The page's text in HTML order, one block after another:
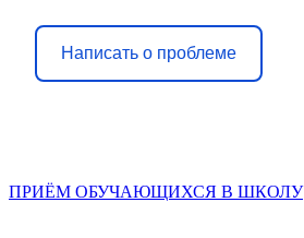
Написать о проблеме
ПРИЁМ ОБУЧАЮЩИХСЯ В ШКОЛУ